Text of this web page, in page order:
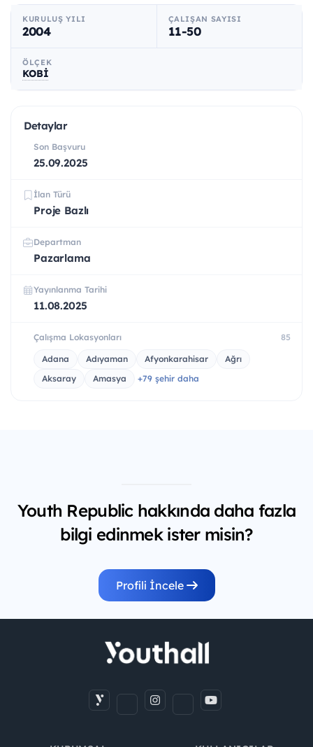
KURULUŞ YILI
2004
ÇALIŞAN SAYISI
11-50
ÖLÇEK
KOBİ
Detaylar
Son Başvuru
25.09.2025
İlan Türü
Proje Bazlı
Departman
Pazarlama
Yayınlanma Tarihi
11.08.2025
Çalışma Lokasyonları 85
Adana Adıyaman Afyonkarahisar
Ağrı
Aksaray
Amasya +79 şehir daha
Youth Republic hakkında daha fazla
bilgi edinmek ister misin?
Profili İncele